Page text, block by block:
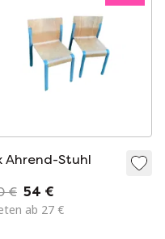
Ahrend-Stuhl
€ 54 €
ab 27 €